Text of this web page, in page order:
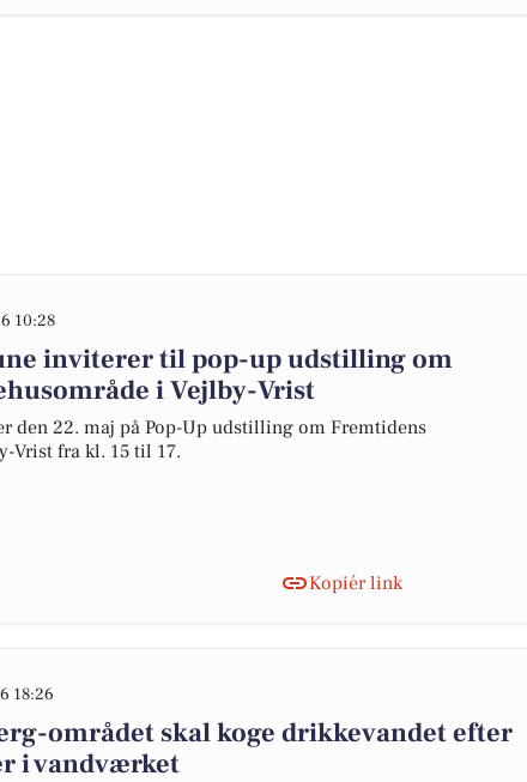
10:28
inviterer til pop-up udstilling om
i Vejlby-Vrist
den 22. maj på Pop-Up udstilling om Fremtidens
Vrist fra kl. 15 til 17.
Kopiér link
18:26
området skal koge drikkevandet efter
i vandværket